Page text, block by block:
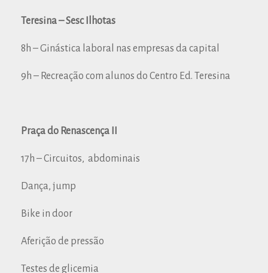
Teresina – Sesc Ilhotas
8h – Ginástica laboral nas empresas da capital
9h – Recreação com alunos do Centro Ed. Teresina
Praça do Renascença II
17h – Circuitos, abdominais
Dança, jump
Bike in door
Aferição de pressão
Testes de glicemia